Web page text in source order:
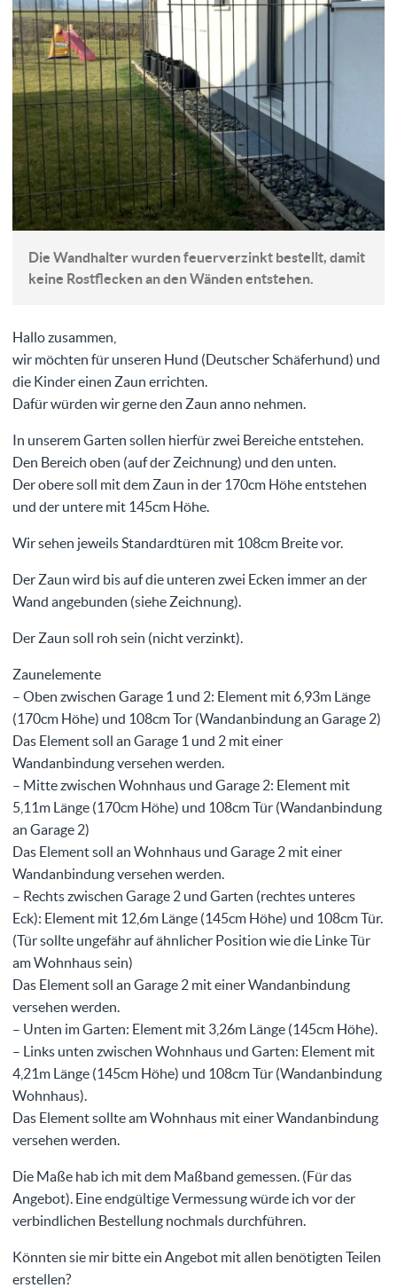
Die Wandhalter wurden feuerverzinkt bestellt, damit
keine Rostflecken an den Wänden entstehen.
Hallo zusammen,
wir möchten für unseren Hund (Deutscher Schäferhund) und
die Kinder einen Zaun errichten.
Dafür würden wir gerne den Zaun anno nehmen.
In unserem Garten sollen hierfür zwei Bereiche entstehen.
Den Bereich oben (auf der Zeichnung) und den unten.
Der obere soll mit dem Zaun in der 170cm Höhe entstehen
und der untere mit 145cm Höhe.
Wir sehen jeweils Standardtüren mit 108cm Breite vor.
Der Zaun wird bis auf die unteren zwei Ecken immer an der
Wand angebunden (siehe Zeichnung).
Der Zaun soll roh sein (nicht verzinkt).
Zaunelemente
– Oben zwischen Garage 1 und 2: Element mit 6,93m Länge
(170cm Höhe) und 108cm Tor (Wandanbindung an Garage 2)
Das Element soll an Garage 1 und 2 mit einer
Wandanbindung versehen werden.
– Mitte zwischen Wohnhaus und Garage 2: Element mit
5,11m Länge (170cm Höhe) und 108cm Tür (Wandanbindung
an Garage 2)
Das Element soll an Wohnhaus und Garage 2 mit einer
Wandanbindung versehen werden.
– Rechts zwischen Garage 2 und Garten (rechtes unteres
Eck): Element mit 12,6m Länge (145cm Höhe) und 108cm Tür.
(Tür sollte ungefähr auf ähnlicher Position wie die Linke Tür
am Wohnhaus sein)
Das Element soll an Garage 2 mit einer Wandanbindung
versehen werden.
– Unten im Garten: Element mit 3,26m Länge (145cm Höhe).
– Links unten zwischen Wohnhaus und Garten: Element mit
4,21m Länge (145cm Höhe) und 108cm Tür (Wandanbindung
Wohnhaus).
Das Element sollte am Wohnhaus mit einer Wandanbindung
versehen werden.
Die Maße hab ich mit dem Maßband gemessen. (Für das
Angebot). Eine endgültige Vermessung würde ich vor der
verbindlichen Bestellung nochmals durchführen.
Könnten sie mir bitte ein Angebot mit allen benötigten Teilen
erstellen?